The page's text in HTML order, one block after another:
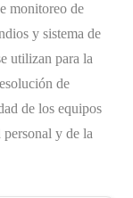
monitoreo de
y sistema de
utilizan para la
de
de los equipos
y de la